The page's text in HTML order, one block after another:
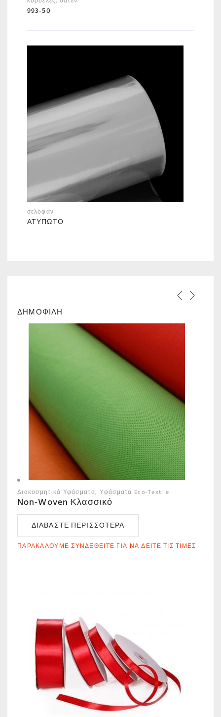
993-50
σελοφάν
ΑΤΎΠΩΤΟ
ΔΗΜΟΦΙΛΗ
Διακοσμητικά Υφάσματα Υφάσματα Eco-Textile
Non-Woven Κλασσικό
ΔΙΑΒΆΣΤΕ ΠΕΡΙΣΣΌΤΕΡΑ
ΠΑΡΑΚΑΛΟΎΜΕ ΣΥΝΔΕΘΕΊΤΕ ΓΙΑ ΝΑ ΔΕΊΤΕ ΤΙΣ ΤΙΜΈΣ